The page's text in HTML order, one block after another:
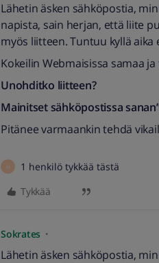
Lähetin äsken sähköpostia,
napista, sain herjan, että liite
myös liitteen. Tuntuu kyllä
Kokeilin Webmaisissa samaa
Unohditko liitteen?
Mainitset sähköpostissa
Pitänee varmaankin tehdä
H
1 henkilö tykkää tästä
Tykkää
Sokrates
Lähetin äsken sähköpostia,